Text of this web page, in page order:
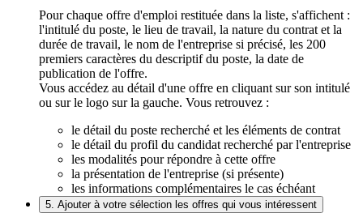
Pour chaque offre d'emploi restituée dans la liste, s'affichent :
l'intitulé du poste, le lieu de travail, la nature du contrat et la
durée de travail, le nom de l'entreprise si précisé, les 200
premiers caractères du descriptif du poste, la date de
publication de l'offre.
Vous accédez au détail d'une offre en cliquant sur son intitulé
ou sur le logo sur la gauche. Vous retrouvez :
le détail du poste recherché et les éléments de contrat
le détail du profil du candidat recherché par l'entreprise
les modalités pour répondre à cette offre
la présentation de l'entreprise (si présente)
les informations complémentaires le cas échéant
5. Ajouter à votre sélection les offres qui vous intéressent